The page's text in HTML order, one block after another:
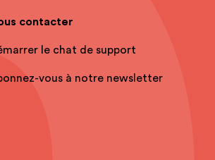
contacter
le chat de support
vous à notre newsletter